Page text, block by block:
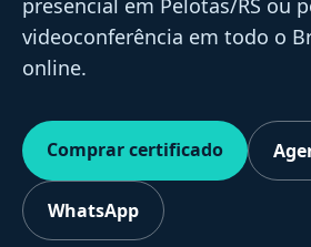
presencial em Pelotas/RS ou
videoconferência em todo o
online.
Comprar certificado
WhatsApp